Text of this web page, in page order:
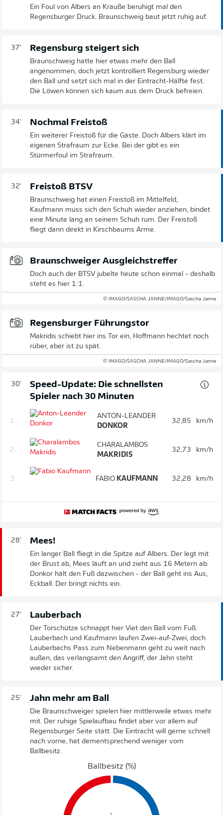
Ein Foul von Albers an Krauße beruhigt mal den
Regensburger Druck. Braunschweig baut jetzt ruhig auf.
37' Regensburg steigert sich
Braunschweig hatte hier etwas mehr den Ball
angenommen, doch jetzt kontrolliert Regensburg wieder
den Ball und setzt sich mal in der Eintracht-Hälfte fest.
Die Löwen können sich kaum aus dem Druck befreien.
34' Nochmal Freistoß
Ein weiterer Freistoß für die Gäste. Doch Albers klärt im
eigenen Strafraum zur Ecke. Bei der gibt es ein
Stürmerfoul im Strafraum.
32' Freistoß BTSV
Braunschweig hat einen Freistoß im Mittelfeld,
Kaufmann muss sich den Schuh wieder anziehen, bindet
eine Minute lang an seinem Schuh rum. Der Freistoß
fliegt dann direkt in Kirschbaums Arme.
Braunschweiger Ausgleichstreffer
Doch auch der BTSV jubelte heute schon einmal - deshalb
steht es hier 1:1.
© IMAGO/SASCHA JANNE/IMAGO/Sascha Janne
Regensburger Führungstor
Makridis schiebt hier ins Tor ein, Hoffmann hechtet noch
rüber, aber ist zu spät.
© IMAGO/SASCHA JANNE/IMAGO/Sascha Janne
30'
Speed-Update: Die schnellsten
Spieler nach 30 Minuten
1.
ANTON-LEANDER
DONKOR
32,85 km/h
2.
CHARALAMBOS
MAKRIDIS
32,73 km/h
3. FABIO KAUFMANN 32,28 km/h
28' Mees!
Ein langer Ball fliegt in die Spitze auf Albers. Der legt mit
der Brust ab, Mees läuft an und zieht aus 16 Metern ab.
Donkor hält den Fuß dazwischen - der Ball geht ins Aus,
Eckball. Der bringt nichts ein.
27' Lauberbach
Der Torschütze schnappt hier Viet den Ball vom Fuß.
Lauberbach und Kaufmann laufen Zwei-auf-Zwei, doch
Lauberbachs Pass zum Nebenmann geht zu weit nach
außen, das verlangsamt den Angriff, der Jahn steht
wieder sicher.
25' Jahn mehr am Ball
Die Braunschweiger spielen hier mittlerweile etwas mehr
mit. Der ruhige Spielaufbau findet aber vor allem auf
Regensburger Seite statt. Die Eintracht will gerne schnell
nach vorne, hat dementsprechend weniger vom
Ballbesitz.
Ballbesitz (%)